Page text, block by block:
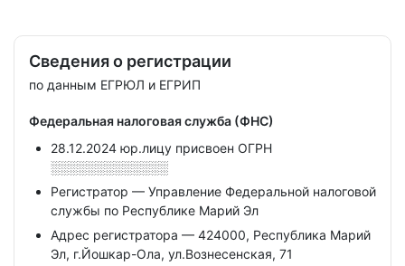
Сведения о регистрации
по данным ЕГРЮЛ и ЕГРИП
Федеральная налоговая служба (ФНС)
28.12.2024 юр.лицу присвоен ОГРН
░░░░░░░░░░░░░
Регистратор — Управление Федеральной налоговой
службы по Республике Марий Эл
Адрес регистратора — 424000, Республика Марий
Эл, г.Йошкар-Ола, ул.Вознесенская, 71